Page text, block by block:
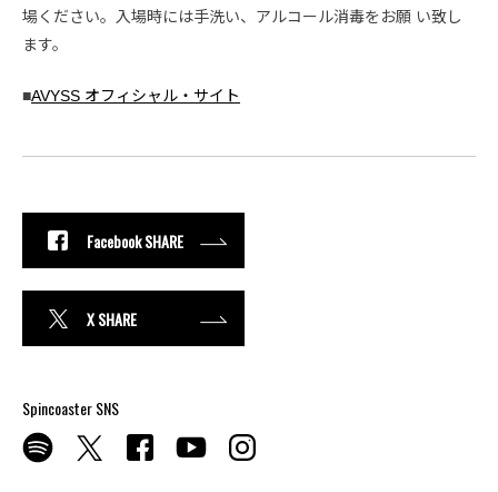
場ください。入場時には手洗い、アルコール消毒をお願 い致し
ます。
■AVYSS オフィシャル・サイト
Facebook SHARE
X SHARE
Spincoaster SNS